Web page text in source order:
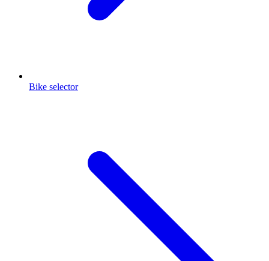
Bike selector